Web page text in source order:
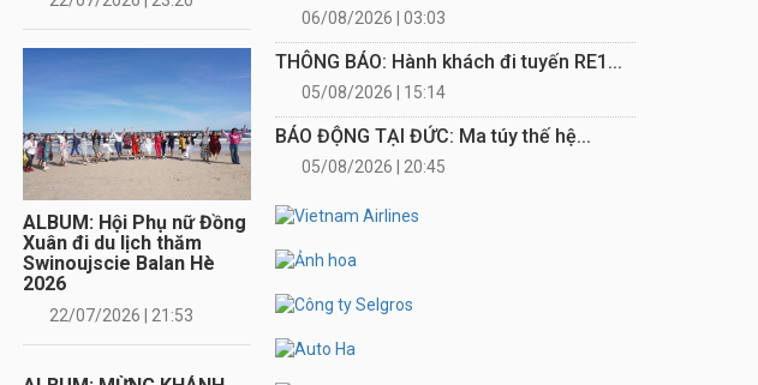
ALBUM: Hội Phụ nữ Đồng
Xuân đi du lịch thăm
Swinoujscie Balan Hè
2026
22/07/2026 | 21:53
06/08/2026 | 03:03
THÔNG BÁO: Hành khách đi tuyến RE1...
05/08/2026 | 15:14
BÁO ĐỘNG TẠI ĐỨC: Ma túy thế hệ...
05/08/2026 | 20:45